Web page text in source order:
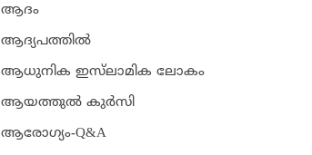
ആദം
ആദ്യപത്തില്‍
ആധുനിക ഇസ്‌ലാമിക ലോകം
ആയത്തുല്‍ കുര്‍സി
ആരോഗ്യം-Q&A